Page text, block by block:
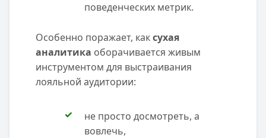
поведенческих метрик.
Особенно поражает, каксухая
аналитика оборачивается живым
инструментом для выстраивания
лояльной аудитории:
не просто досмотреть, а
вовлечь,